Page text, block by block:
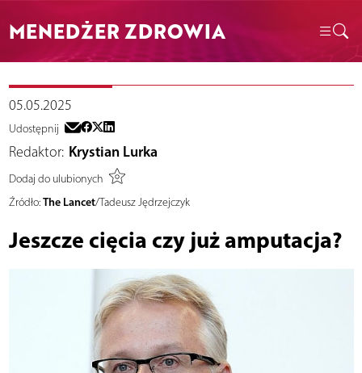
MENEDŻER ZDROWIA
05.05.2025
Udostępnij
Redaktor: Krystian Lurka
Dodaj do ulubionych
Źródło: The Lancet/Tadeusz Jędrzejczyk
Jeszcze cięcia czy już amputacja?